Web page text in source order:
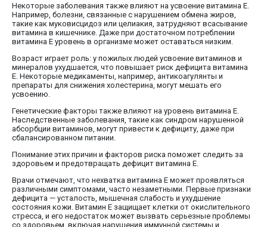
Некоторые заболевания также влияют на усвоение витамина E.
Например, болезни, связанные с нарушением обмена жиров,
такие как муковисцидоз или целиакия, затрудняют всасывание
витамина в кишечнике. Даже при достаточном потреблении
витамина E уровень в организме может оставаться низким.
Возраст играет роль: у пожилых людей усвоение витаминов и
минералов ухудшается, что повышает риск дефицита витамина
E. Некоторые медикаменты, например, антикоагулянты и
препараты для снижения холестерина, могут мешать его
усвоению.
Генетические факторы также влияют на уровень витамина E.
Наследственные заболевания, такие как синдром нарушенной
абсорбции витаминов, могут привести к дефициту, даже при
сбалансированном питании.
Понимание этих причин и факторов риска поможет следить за
здоровьем и предотвращать дефицит витамина E.
Врачи отмечают, что нехватка витамина E может проявляться
различными симптомами, часто незаметными. Первые признаки
дефицита — усталость, мышечная слабость и ухудшение
состояния кожи. Витамин E защищает клетки от окислительного
стресса, и его недостаток может вызвать серьезные проблемы
со здоровьем, включая нарушения иммунной системы и